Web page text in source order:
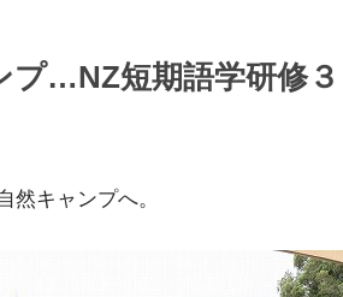
プ…NZ短期語学研修
然キャンプへ。